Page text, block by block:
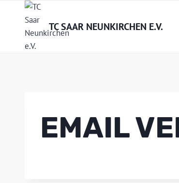
springen
TC SAAR NEUNKIRCHEN E.V.
EMAIL